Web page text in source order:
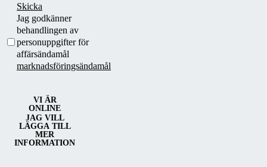
Skicka
Jag godkänner
behandlingen av
personuppgifter för
affärsändamål
marknadsföringsändamål
JAG VILL
LÄGGA TILL
MER
INFORMATION
VI ÄR
ONLINE